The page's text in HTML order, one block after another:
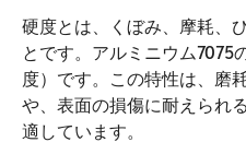
硬度とは、くぼみ、摩耗、
とです。アルミニウム7075
度）です。この特性は、磨
や、表面の損傷に耐えられ
適しています。